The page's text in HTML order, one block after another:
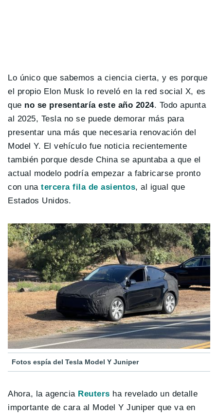
Lo único que sabemos a ciencia cierta, y es porque
el propio Elon Musk lo reveló en la red social X, es
que no se presentaría este año 2024. Todo apunta
al 2025, Tesla no se puede demorar más para
presentar una más que necesaria renovación del
Model Y. El vehículo fue noticia recientemente
también porque desde China se apuntaba a que el
actual modelo podría empezar a fabricarse pronto
con unatercera fila de asientos, al igual que
Estados Unidos.
Fotos espía del Tesla Model Y Juniper
Ahora, la agencia Reuters ha revelado un detalle
importante de cara al Model Y Juniper que va en